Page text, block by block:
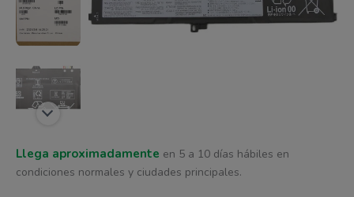
Llega aproximadamente en 5 a 10 días hábiles en
condiciones normales y ciudades principales.